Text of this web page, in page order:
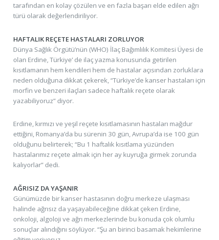
tarafından en kolay çözülen ve en fazla başarı elde edilen ağrı
türü olarak değerlendiriliyor.
HAFTALIK REÇETE HASTALARI ZORLUYOR
Dünya Sağlık Örgütü’nün (WHO) İlaç Bağımlılık Komitesi Üyesi de
olan Erdine, Türkiye’ de ilaç yazma konusunda getirilen
kısıtlamanın hem kendileri hem de hastalar açısından zorluklara
neden olduğuna dikkat çekerek, “Türkiye’de kanser hastaları için
morfin ve benzeri ilaçları sadece haftalık reçete olarak
yazabiliyoruz” diyor.
Erdine, kırmızı ve yeşil reçete kısıtlamasının hastaları mağdur
ettiğini, Romanya’da bu sürenin 30 gün, Avrupa’da ise 100 gün
olduğunu belirterek; “Bu 1 haftalık kısıtlama yüzünden
hastalarımız reçete almak için her ay kuyruğa girmek zorunda
kalıyorlar” dedi.
AĞRISIZ DA YAŞANIR
Günümüzde bir kanser hastasının doğru merkeze ulaşması
halinde ağrısız da yaşayabileceğine dikkat çeken Erdine,
onkoloji, algoloji ve ağrı merkezlerinde bu konuda çok olumlu
sonuçlar alındığını söylüyor. “Şu an birinci basamak hekimlerine